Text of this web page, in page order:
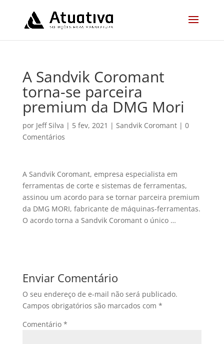
A Sandvik Coromant
torna-se parceira
premium da DMG Mori
por Jeff Silva | 5 fev, 2021 | Sandvik Coromant| 0
Comentários
A Sandvik Coromant, empresa especialista em
ferramentas de corte e sistemas de ferramentas,
assinou um acordo para se tornar parceira premium
da DMG MORI, fabricante de máquinas-ferramentas.
O acordo torna a Sandvik Coromant o único …
Enviar Comentário
O seu endereço de e-mail não será publicado.
Campos obrigatórios são marcados com *
Comentário *